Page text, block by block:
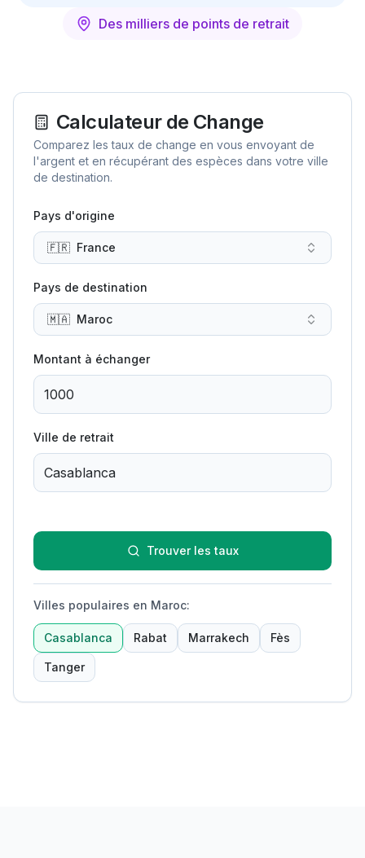
Des milliers de points de retrait
Calculateur de Change
Comparez les taux de change en vous envoyant de
l'argent et en récupérant des espèces dans votre ville
de destination.
Pays d'origine
🇫🇷 France
Pays de destination
🇲🇦 Maroc
Montant à échanger
Ville de retrait
Trouver les taux
Villes populaires en Maroc:
Casablanca Rabat Marrakech Fès
Tanger